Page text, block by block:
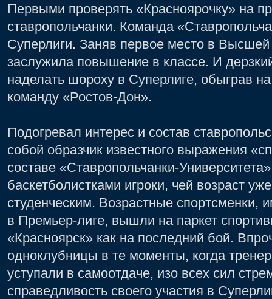
Первыми проверять «Красноярочку» на
ставропольчанки. Команда
Суперлиги. Заняв первое место в
заслужила повышение в классе. И
наделать шороху в Суперлиге, обыграв
команду «Ростов-Дон».
Подогревал интерес и состав
собой образчик известного выражения
составе «Ставропольчанки-
баскетболистками игроки, чей возраст
студенческим. Возрастные
в Премьер-лиге, вышли на паркет
«Красноярск» как на последний бой.
одноклубницы в те моменты, когда
уступали в самоотдаче, изо всех сил
справедливость своего участия в